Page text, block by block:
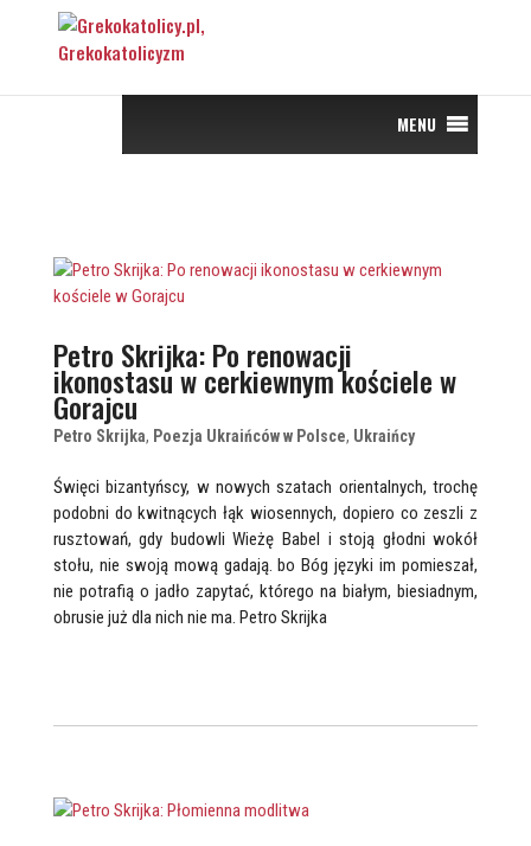
MENU
Petro Skrijka: Po renowacji
ikonostasu w cerkiewnym kościele w
Gorajcu
Petro Skrijka, Poezja Ukraińców w Polsce, Ukraińcy
Święci bizantyńscy, w nowych szatach orientalnych, trochę
podobni do kwitnących łąk wiosennych, dopiero co zeszli z
rusztowań, gdy budowli Wieżę Babel i stoją głodni wokół
stołu, nie swoją mową gadają. bo Bóg języki im pomieszał,
nie potrafią o jadło zapytać, którego na białym, biesiadnym,
obrusie już dla nich nie ma. Petro Skrijka